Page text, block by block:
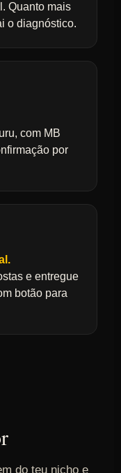
Quanto mais
o diagnóstico.
com MB
por
e entregue
botão para
do teu nicho e